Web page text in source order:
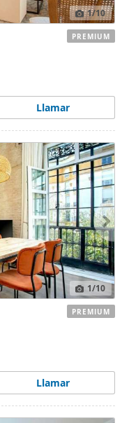
1/10
Llamar
PREMIUM
1/10
Llamar
PREMIUM